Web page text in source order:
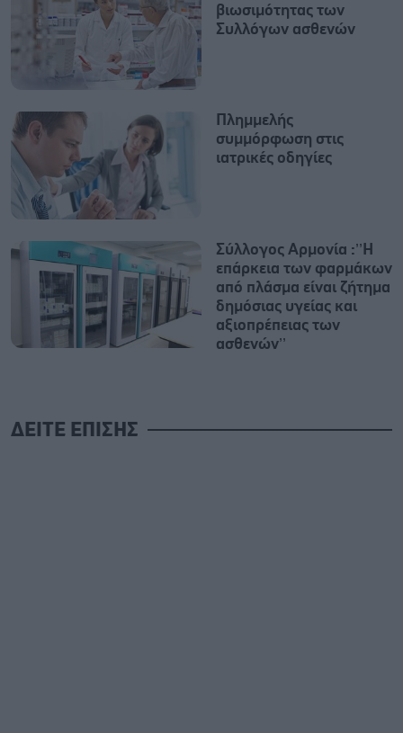
βιωσιμότητας των
Συλλόγων ασθενών
Πλημμελής
συμμόρφωση στις
ιατρικές οδηγίες
Σύλλογος Αρμονία :’’Η
επάρκεια των φαρμάκων
από πλάσμα είναι ζήτημα
δημόσιας υγείας και
αξιοπρέπειας των
ασθενών’’
ΔΕΙΤΕ ΕΠΙΣΗΣ